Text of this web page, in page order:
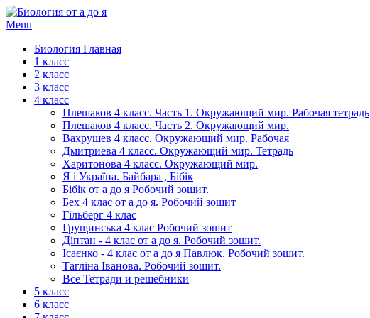
Menu
Биология Главная
1 класс
2 класс
3 класс
4 класс
Плешаков 4 класс. Часть 1. Окружающий мир. Рабочая тетрадь
Плешаков 4 класс. Часть 2. Окружающий мир.
Вахрушев 4 класс. Окружающий мир. Рабочая
Дмитриева 4 класс. Окружающий мир. Тетрадь
Харитонова 4 класс. Окружающий мир.
Я і Україна. Байбара , Бібік
Бібік от а до я Робочий зошит.
Бех 4 клас от а до я. Робочий зошит
Гільберг 4 клас
Грущинська 4 клас Робочий зошит
Діптан - 4 клас от а до я. Робочий зошит.
Ісаєнко - 4 клас от а до я Павлюк. Робочий зошит.
Тагліна Іванова. Робочий зошит.
Все Тетради и решебники
5 класс
6 класс